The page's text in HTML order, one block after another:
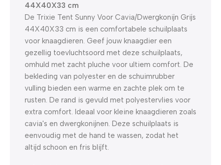
44X40X33 cm
De Trixie Tent Sunny Voor Cavia/Dwergkonijn Grijs
44X40X33 cm is een comfortabele schuilplaats
voor knaagdieren. Geef jouw knaagdier een
gezellig toevluchtsoord met deze schuilplaats,
omhuld met zacht pluche voor ultiem comfort. De
bekleding van polyester en de schuimrubber
vulling bieden een warme en zachte plek om te
rusten. De rand is gevuld met polyestervlies voor
extra comfort. Ideaal voor kleine knaagdieren zoals
cavia's en dwergkonijnen. Deze schuilplaats is
eenvoudig met de hand te wassen, zodat het
altijd schoon en fris blijft.